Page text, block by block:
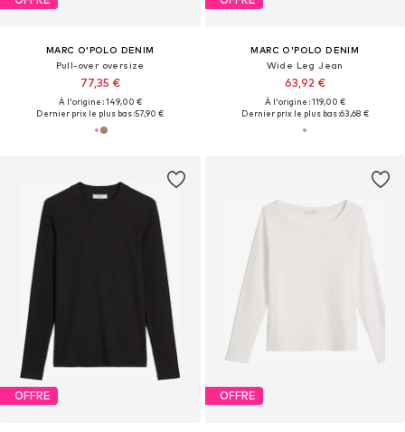
MARC O'POLO DENIM
Pull-over oversize
77,35 €
À l'origine : 149,00 €
Dernier prix le plus bas :57,90 €
MARC O'POLO DENIM
Wide Leg Jean
63,92 €
À l'origine : 119,00 €
Dernier prix le plus bas :63,68 €
OFFRE OFFRE